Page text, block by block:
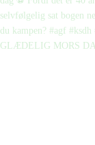
GLÆDELIG MORS